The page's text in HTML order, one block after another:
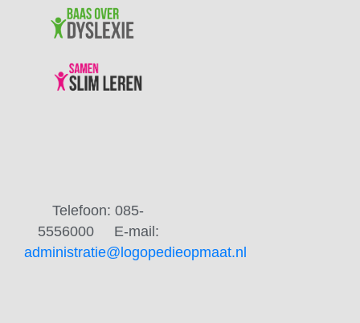
Telefoon: 085-
5556000 E-mail:
administratie@logopedieopmaat.nl